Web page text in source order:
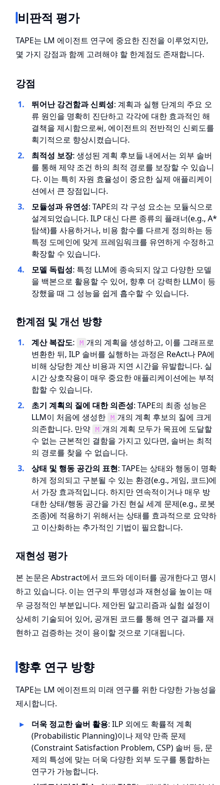
비판적 평가
TAPE는 LM 에이전트 연구에 중요한 진전을 이루었지만,
몇 가지 강점과 함께 고려해야 할 한계점도 존재합니다.
강점
뛰어난 강건함과 신뢰성: 계획과 실행 단계의 주요 오
류 원인을 명확히 진단하고 각각에 대한 효과적인 해
결책을 제시함으로써, 에이전트의 전반적인 신뢰도를
획기적으로 향상시켰습니다.
최적성 보장: 생성된 계획 후보들 내에서는 외부 솔버
를 통해 제약 조건 하의 최적 경로를 보장할 수 있습니
다. 이는 특히 자원 효율성이 중요한 실제 애플리케이
션에서 큰 장점입니다.
모듈성과 유연성: TAPE의 각 구성 요소는 모듈식으로
설계되었습니다. ILP 대신 다른 종류의 플래너(e.g., A*
탐색)를 사용하거나, 비용 함수를 다르게 정의하는 등
특정 도메인에 맞게 프레임워크를 유연하게 수정하고
확장할 수 있습니다.
모델 독립성: 특정 LLM에 종속되지 않고 다양한 모델
을 백본으로 활용할 수 있어, 향후 더 강력한 LLM이 등
장했을 때 그 성능을 쉽게 흡수할 수 있습니다.
한계점 및 개선 방향
계산 복잡도: M 개의 계획을 생성하고, 이를 그래프로
변환한 뒤, ILP 솔버를 실행하는 과정은 ReAct나 PA에
비해 상당한 계산 비용과 지연 시간을 유발합니다. 실
시간 상호작용이 매우 중요한 애플리케이션에는 부적
합할 수 있습니다.
초기 계획의 질에 대한 의존성: TAPE의 최종 성능은
LLM이 처음에 생성한
M 개의 계획 후보의 질에 크게
의존합니다. 만약
M 개의 계획 모두가 목표에 도달할
수 없는 근본적인 결함을 가지고 있다면, 솔버는 최적
의 경로를 찾을 수 없습니다.
상태 및 행동 공간의 표현: TAPE는 상태와 행동이 명확
하게 정의되고 구분될 수 있는 환경(e.g., 게임, 코드)에
서 가장 효과적입니다. 하지만 연속적이거나 매우 방
대한 상태/행동 공간을 가진 현실 세계 문제(e.g., 로봇
조종)에 적용하기 위해서는 상태를 효과적으로 요약하
고 이산화하는 추가적인 기법이 필요합니다.
재현성 평가
본 논문은 Abstract에서 코드와 데이터를 공개한다고 명시
하고 있습니다. 이는 연구의 투명성과 재현성을 높이는 매
우 긍정적인 부분입니다. 제안된 알고리즘과 실험 설정이
상세히 기술되어 있어, 공개된 코드를 통해 연구 결과를 재
현하고 검증하는 것이 용이할 것으로 기대됩니다.
향후 연구 방향
TAPE는 LM 에이전트의 미래 연구를 위한 다양한 가능성을
제시합니다.
더욱 정교한 솔버 활용: ILP 외에도 확률적 계획
(Probabilistic Planning)이나 제약 만족 문제
(Constraint Satisfaction Problem, CSP) 솔버 등, 문
제의 특성에 맞는 더욱 다양한 외부 도구를 통합하는
연구가 가능합니다.